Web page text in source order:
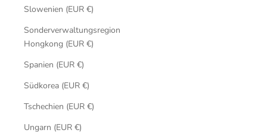
Slowenien (EUR €)
Sonderverwaltungsregion
Hongkong (EUR €)
Spanien (EUR €)
Südkorea (EUR €)
Tschechien (EUR €)
Ungarn (EUR €)